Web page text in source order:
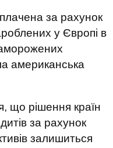
за рахунок
у Європі в
американська
що рішення країн
за рахунок
залишиться